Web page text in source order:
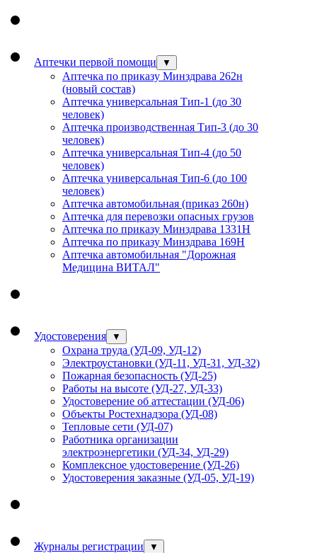
Аптечки первой помощи ▼
Аптечка по приказу Минздрава 262н
(новый состав)
Аптечка универсальная Тип-1 (до 30
человек)
Аптечка производственная Тип-3 (до 30
человек)
Аптечка универсальная Тип-4 (до 50
человек)
Аптечка универсальная Тип-6 (до 100
человек)
Аптечка автомобильная (приказ 260н)
Аптечка для перевозки опасных грузов
Аптечка по приказу Минздрава 1331Н
Аптечка по приказу Минздрава 169Н
Аптечка автомобильная "Дорожная
Медицина ВИТАЛ"
Удостоверения ▼
Охрана труда (УД-09, УД-12)
Электроустановки (УД-11, УД-31, УД-32)
Пожарная безопасность (УД-25)
Работы на высоте (УД-27, УД-33)
Удостоверение об аттестации (УД-06)
Объекты Ростехнадзора (УД-08)
Тепловые сети (УД-07)
Работника организации
электроэнергетики (УД-34, УД-29)
Комплексное удостоверение (УД-26)
Удостоверения заказные (УД-05, УД-19)
Журналы регистрации ▼